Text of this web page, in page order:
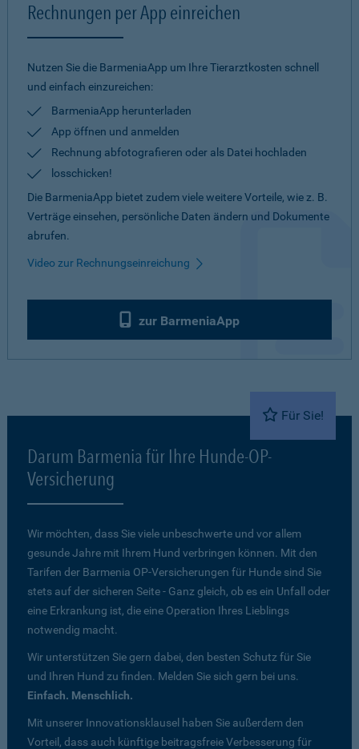
Rechnungen per App einreichen
Nutzen Sie die BarmeniaApp um Ihre Tierarztkosten schnell
und einfach einzureichen:
BarmeniaApp herunterladen
App öffnen und anmelden
Rechnung abfotografieren oder als Datei hochladen
losschicken!
Die BarmeniaApp bietet zudem viele weitere Vorteile, wie z. B.
Verträge einsehen, persönliche Daten ändern und Dokumente
abrufen.
Video zur Rechnungseinreichung
zur BarmeniaApp
Für Sie!
Darum Barmenia für Ihre Hunde-OP-
Versicherung
Wir möchten, dass Sie viele unbeschwerte und vor allem
gesunde Jahre mit Ihrem Hund verbringen können. Mit den
Tarifen der Barmenia OP-Versicherungen für Hunde sind Sie
stets auf der sicheren Seite - Ganz gleich, ob es ein Unfall oder
eine Erkrankung ist, die eine Operation Ihres Lieblings
notwendig macht.
Wir unterstützen Sie gern dabei, den besten Schutz für Sie
und Ihren Hund zu finden. Melden Sie sich gern bei uns.
Einfach. Menschlich.
Mit unserer Innovationsklausel haben Sie außerdem den
Vorteil, dass auch künftige beitragsfreie Verbesserung für